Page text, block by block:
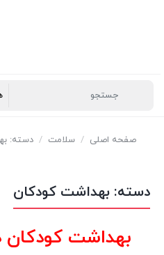
صفحه اصلی / سلامت / دسته:
دسته: بهداشت کودکان
بهداشت کودکان